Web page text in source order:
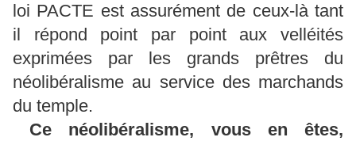
loi PACTE est assurément de ceux-là tant
il répond point par point aux velléités
exprimées par les grands prêtres du
néolibéralisme au service des marchands
du temple.
Ce néolibéralisme, vous en êtes,